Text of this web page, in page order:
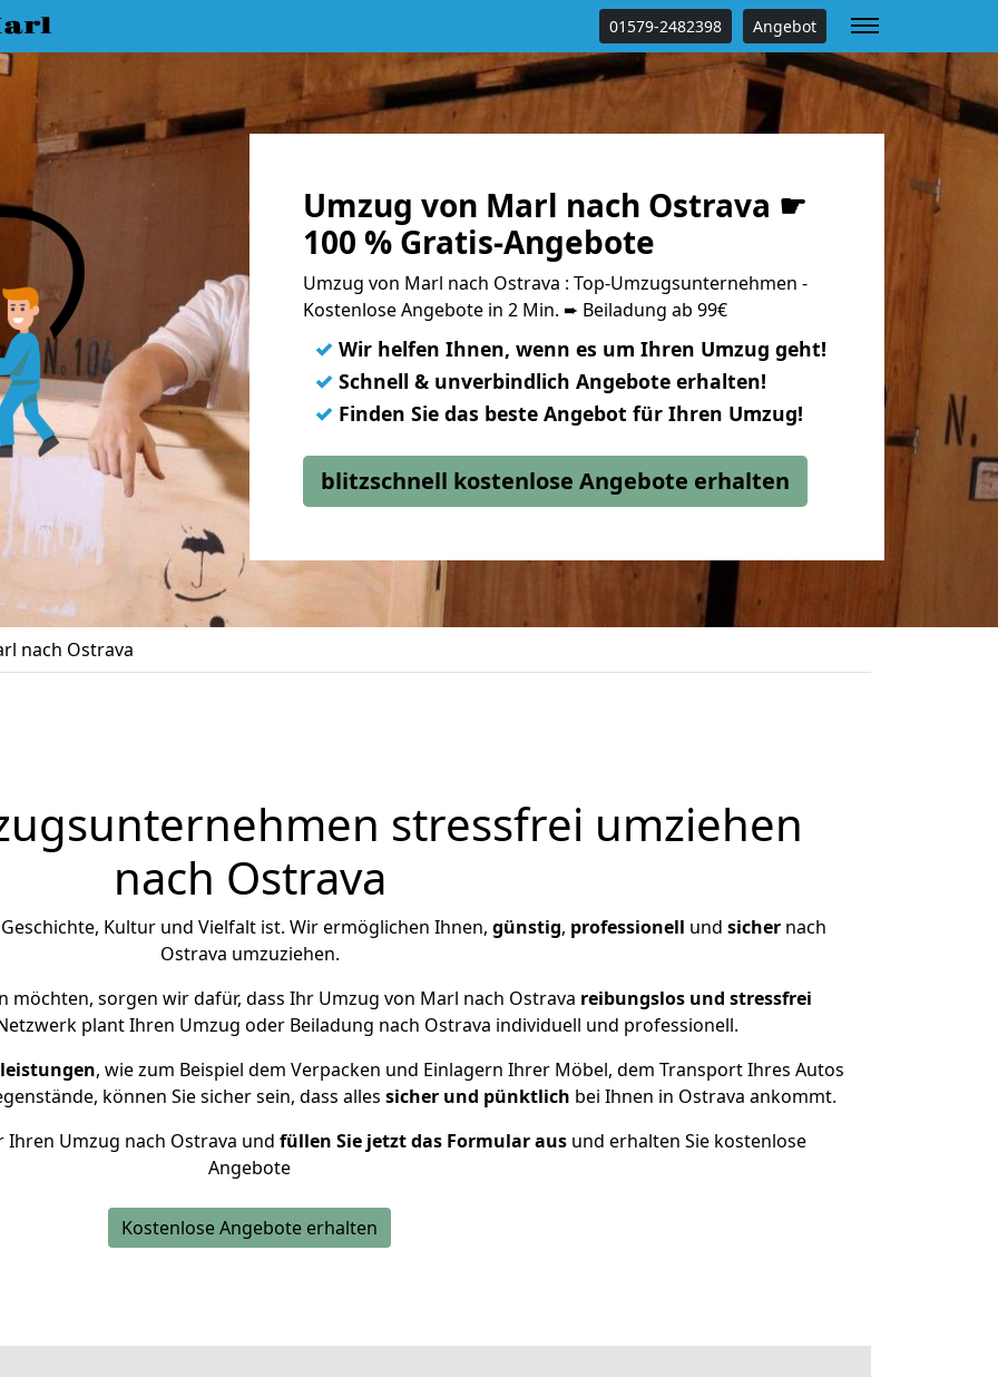
01579-2482398 Angebot
Umzug von Marl nach Ostrava ☛
100 % Gratis-Angebote
Umzug von Marl nach Ostrava : Top-Umzugsunternehmen -
Kostenlose Angebote in 2 Min. ➨ Beiladung ab 99€
✓ Wir helfen Ihnen, wenn es um Ihren Umzug geht!
✓ Schnell & unverbindlich Angebote erhalten!
✓ Finden Sie das beste Angebot für Ihren Umzug!
blitzschnell kostenlose Angebote erhalten
nach Ostrava
stressfrei umziehen
nach Ostrava
Kultur und Vielfalt ist. Wir ermöglichen Ihnen, günstig, professionell und sicher nach
Ostrava umzuziehen.
möchten, sorgen wir dafür, dass Ihr Umzug von Marl nach Ostrava reibungslos und stressfrei
plant Ihren Umzug oder Beiladung nach Ostrava individuell und professionell.
, wie zum Beispiel dem Verpacken und Einlagern Ihrer Möbel, dem Transport Ihres Autos
können Sie sicher sein, dass alles sicher und pünktlich bei Ihnen in Ostrava ankommt.
Ihren Umzug nach Ostrava und füllen Sie jetzt das Formular aus und erhalten Sie kostenlose
Angebote
Kostenlose Angebote erhalten